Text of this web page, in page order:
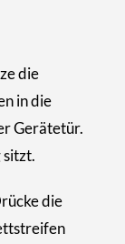
die
in die
Gerätetür.
sitzt.
die